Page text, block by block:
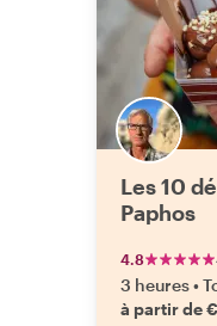
Les 10
Paphos
4.8
3 heures•
à partir de